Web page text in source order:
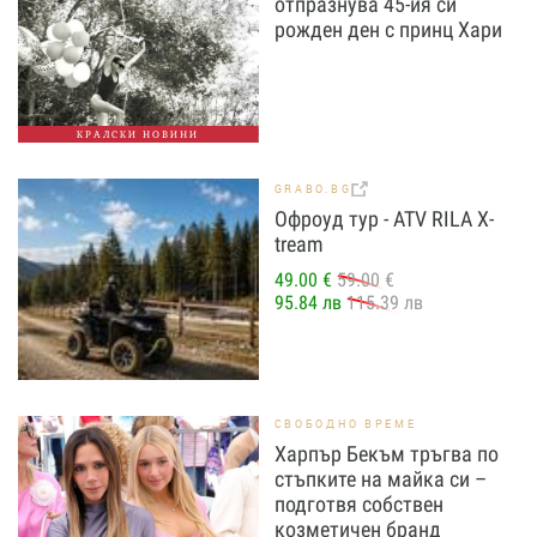
КРАЛСКИ НОВИНИ
рожден ден с принц Хари
GRABO.BG
Офроуд тур - ATV RILA X-
tream
49.00 € 59.00 €
95.84 лв 115.39 лв
СВОБОДНО ВРЕМЕ
Харпър Бекъм тръгва по
стъпките на майка си –
подготвя собствен
козметичен бранд